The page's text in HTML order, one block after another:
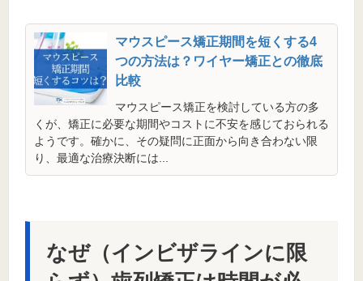
マウスピース矯正期間を短くする4
つの方法は？ワイヤー矯正との徹底
比較
マウスピース矯正を検討している方の多
くが、矯正に必要な期間やコストに不安を感じておられる
ようです。確かに、その疑問に正面から向き合わない限
り、最適な治療決断には...
なぜ（インビザラインに限